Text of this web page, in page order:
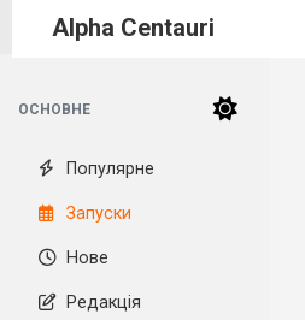
Alpha Centauri
ОСНОВНЕ
Популярне
Запуски
Нове
Редакція